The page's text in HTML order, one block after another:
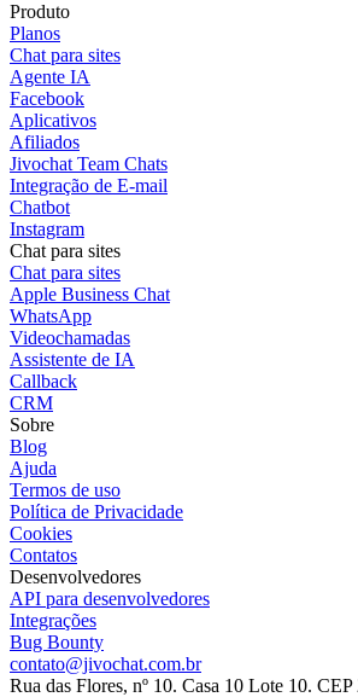
Produto
Planos
Chat para sites
Agente IA
Facebook
Aplicativos
Afiliados
Jivochat Team Chats
Integração de E-mail
Chatbot
Instagram
Chat para sites
Chat para sites
Apple Business Chat
WhatsApp
Videochamadas
Assistente de IA
Callback
CRM
Sobre
Blog
Ajuda
Termos de uso
Política de Privacidade
Cookies
Contatos
Desenvolvedores
API para desenvolvedores
Integrações
Bug Bounty
contato@jivochat.com.br
Rua das Flores, nº 10. Casa 10 Lote 10.